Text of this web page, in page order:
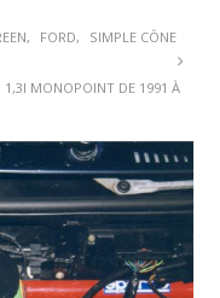
, FORD, SIMPLE CÔNE
1,3I MONOPOINT DE 1991 À